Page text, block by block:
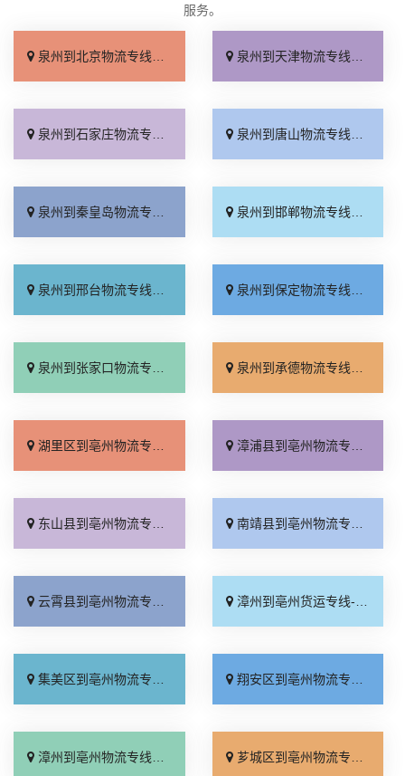
服务。
泉州到北京物流专线_几天到达「按时送达」 泉州到天津物流专线_运价查询「实时跟踪 」
泉州到石家庄物流专线_无需中转「来电咨询」 泉州到唐山物流专线_直达特快专线「市县闪送」
泉州到秦皇岛物流专线_直通专线「高效快运」 泉州到邯郸物流专线_合理收费「零担配货」
泉州到邢台物流专线_天天发车「高速快运」 泉州到保定物流专线_快运有保障「一站直达」
泉州到张家口物流专线_直达特快专线「门到门接送」 泉州到承德物流专线_直达到站「运费多少」
湖里区到亳州物流专线_一站式托运「实时跟踪 」 漳浦县到亳州物流专线_多久能到「定点发车」
东山县到亳州物流专线_高效运输「全程直达」 南靖县到亳州物流专线_物流拼车「诚信为先」
云霄县到亳州物流专线_高效运输「物流拼车」 漳州到亳州货运专线-漳州到亳州物流公司_价格实惠「服务周到」
集美区到亳州物流专线_门到门配送「直达往返」 翔安区到亳州物流专线_怎么收费「托运放心」
漳州到亳州物流专线_多少一方「损坏理赔」 芗城区到亳州物流专线_送货到门「多少一吨」